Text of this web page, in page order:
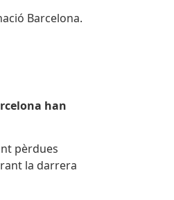
Barcelona.
han
pèrdues
la darrera